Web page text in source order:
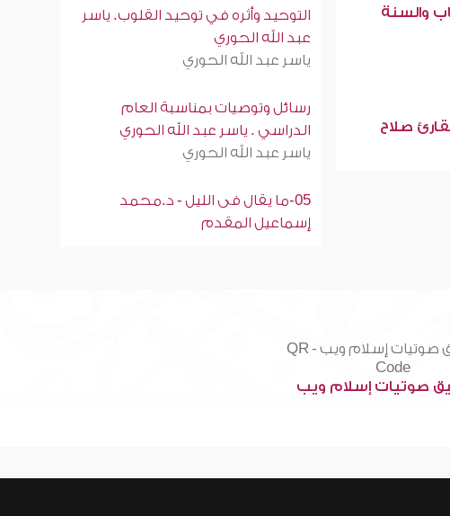
والسنة
صلاح
التوحيد وأثره في توحيد القلوب. ياسر
عبد الله الحوري
ياسر عبد الله الحوري
رسائل وتوصيات بمناسبة العام
الدراسي . ياسر عبد الله الحوري
ياسر عبد الله الحوري
05-ما يقال فى الليل - د.محمد
إسماعيل المقدم
صوتيات إسلام ويب